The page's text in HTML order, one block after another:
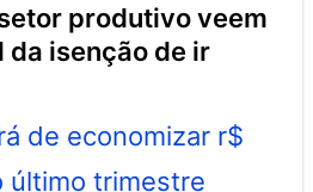
da isenção de ir